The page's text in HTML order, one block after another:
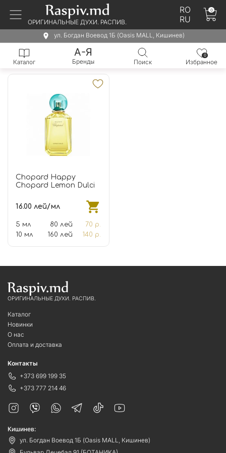
ОРИГИНАЛЬНЫЕ ДУХИ. РАСПИВ.
RO
RU
0
ул. Богдан Воевод 1Б (Oasis MALL, Кишинев)
Каталог
А-Я
Бренды Поиск
0
Избранное
Chopard Happy
Chopard Lemon Dulci
16.00 лей/мл
5 мл 80 лей
70 р.
10 мл
160 лей 140 р.
ОРИГИНАЛЬНЫЕ ДУХИ. РАСПИВ.
Каталог
Новинки
О нас
Оплата и доставка
Контакты
+373 699 199 35
+373 777 214 46
Кишинев:
ул. Богдан Воевод 1Б (Oasis MALL, Кишинев)